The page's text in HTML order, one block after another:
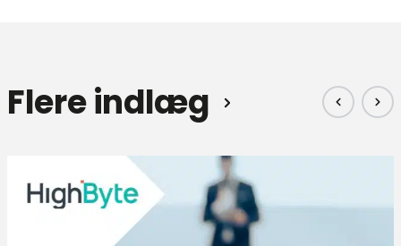
Flere indlæg